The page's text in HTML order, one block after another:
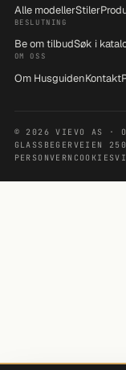
Alle modellerStiler
BESLUTNING
Be om tilbudSøk i
OM OSS
Om HusguidenKontakt
© 2026 VIEVO AS ·
GLASSBEGERVEIEN
PERSONVERN COOKIES